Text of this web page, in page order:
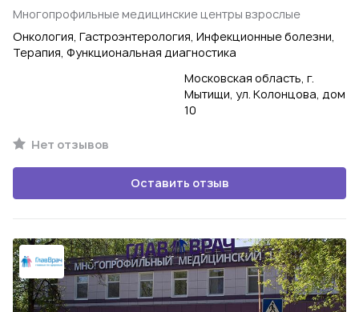
Многопрофильные медицинские центры взрослые
Онкология, Гастроэнтерология, Инфекционные болезни,
Терапия, Функциональная диагностика
Московская область, г.
Мытищи, ул. Колонцова, дом
10
Нет отзывов
Оставить отзыв